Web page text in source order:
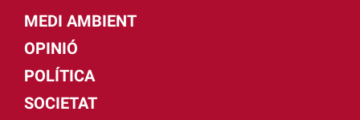
MEDI AMBIENT
OPINIÓ
POLÍTICA
SOCIETAT